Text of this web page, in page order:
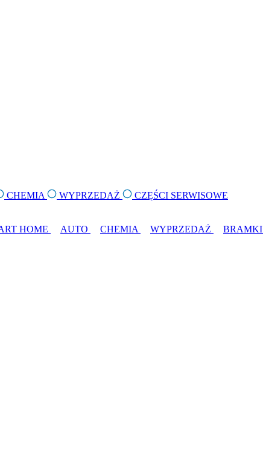
CHEMIA WYPRZEDAŻ
CZĘŚCI SERWISOWE
HOME AUTO CHEMIA WYPRZEDAŻ BRAMKI